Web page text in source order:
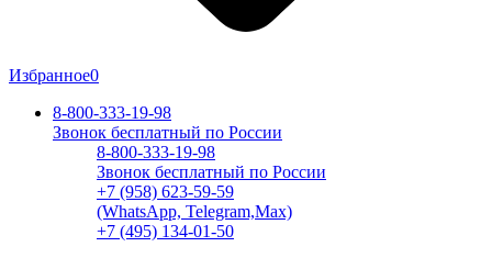
Избранное0
8-800-333-19-98
Звонок бесплатный по России
8-800-333-19-98
Звонок бесплатный по России
+7 (958) 623-59-59
(WhatsApp, Telegram,Max)
+7 (495) 134-01-50